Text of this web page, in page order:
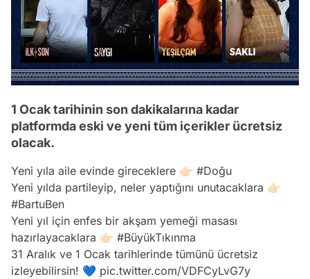
1 Ocak tarihinin son dakikalarına kadar
platformda eski ve yeni tüm içerikler ücretsiz
olacak.
Yeni yıla aile evinde gireceklere 👉🏻 #Doğu
Yeni yılda partileyip, neler yaptığını unutacaklara 👉🏻
#BartuBen
Yeni yıl için enfes bir akşam yemeği masası
hazırlayacaklara 👉🏻 #BüyükTıkınma
31 Aralık ve 1 Ocak tarihlerinde tümünü ücretsiz
izleyebilirsin! 💙 pic.twitter.com/VDFCyLvG7y